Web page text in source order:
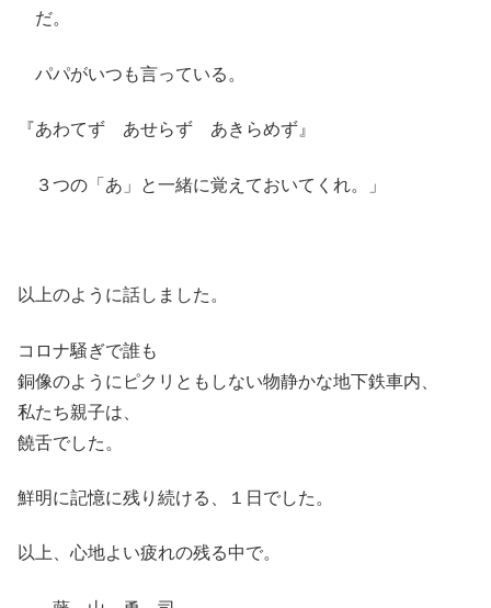
だ。
パパがいつも言っている。
『あわてず あせらず あきらめず』
３つの「あ」と一緒に覚えておいてくれ。」
以上のように話しました。
コロナ騒ぎで誰も
銅像のようにピクリともしない物静かな地下鉄車内、
私たち親子は、
饒舌でした。
鮮明に記憶に残り続ける、１日でした。
以上、心地よい疲れの残る中で。